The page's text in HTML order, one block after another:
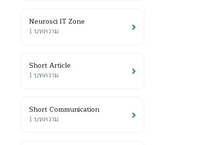
Neurosci IT Zone
1 บทความ
Short Article
1 บทความ
Short Communication
1 บทความ